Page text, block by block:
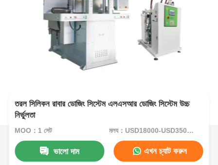
তরল সিলিকন রাবার ডোজিং সিস্টেম এলএসআর ডোজিং সিস্টেম উচ্চ
নির্ভুলতা
MOQ：1 সেট মূল্য：USD18000-USD35000per set
ভালো দাম এখন চ্যাট করুন